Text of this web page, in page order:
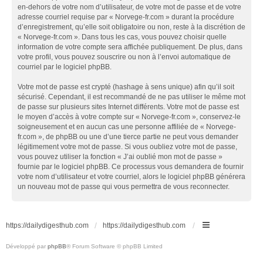
en-dehors de votre nom d’utilisateur, de votre mot de passe et de votre
adresse courriel requise par « Norvege-fr.com » durant la procédure
d’enregistrement, qu’elle soit obligatoire ou non, reste à la discrétion de
« Norvege-fr.com ». Dans tous les cas, vous pouvez choisir quelle
information de votre compte sera affichée publiquement. De plus, dans
votre profil, vous pouvez souscrire ou non à l’envoi automatique de
courriel par le logiciel phpBB.
Votre mot de passe est crypté (hashage à sens unique) afin qu’il soit
sécurisé. Cependant, il est recommandé de ne pas utiliser le même mot
de passe sur plusieurs sites Internet différents. Votre mot de passe est
le moyen d’accès à votre compte sur « Norvege-fr.com », conservez-le
soigneusement et en aucun cas une personne affiliée de « Norvege-
fr.com », de phpBB ou une d’une tierce partie ne peut vous demander
légitimement votre mot de passe. Si vous oubliez votre mot de passe,
vous pouvez utiliser la fonction « J’ai oublié mon mot de passe »
fournie par le logiciel phpBB. Ce processus vous demandera de fournir
votre nom d’utilisateur et votre courriel, alors le logiciel phpBB générera
un nouveau mot de passe qui vous permettra de vous reconnecter.
https://dailydigesthub.com https://dailydigesthub.com
Développé par phpBB® Forum Software © phpBB Limited